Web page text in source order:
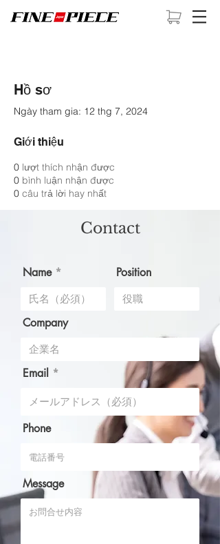
Hồ sơ
Ngày tham gia: 12 thg 7, 2024
Giới thiệu
0 lượt thích nhận được
0 bình luận nhận được
0 câu trả lời hay nhất
Contact
Name Position
Company
Email
Phone
Message